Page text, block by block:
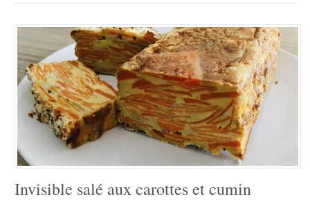
Invisible salé aux carottes et cumin